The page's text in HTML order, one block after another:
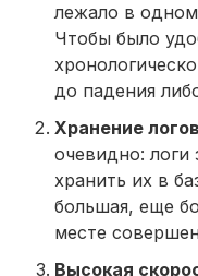
лежало в
Чтобы было
до падения
Хранение
очевидно:
хранить их в
большая, еще
месте
Высокая